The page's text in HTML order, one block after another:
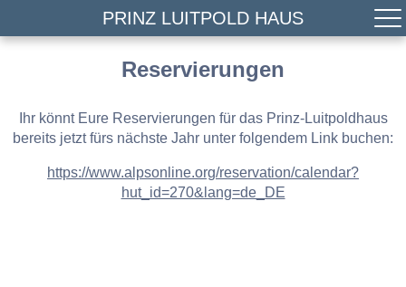
PRINZ LUITPOLD HAUS
Reservierungen
Ihr könnt Eure Reservierungen für das Prinz-Luitpoldhaus
bereits jetzt fürs nächste Jahr unter folgendem Link buchen:
https://www.alpsonline.org/reservation/calendar?
hut_id=270&lang=de_DE